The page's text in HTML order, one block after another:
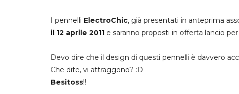
I pennelli ElectroChic, già presentati in anteprima
il 12 aprile 2011 e saranno proposti in offerta lancio
Devo dire che il design di questi pennelli è davvero
Che dite, vi attraggono? :D
Besitoss!!